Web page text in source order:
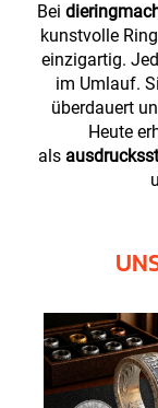
Bei
kunstvolle
einzigartig.
im Umlauf.
überdauert
Heute
als